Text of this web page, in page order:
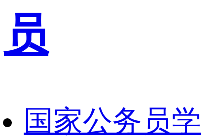
员
国家公务员学